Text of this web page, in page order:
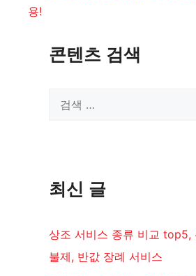
용!
콘텐츠 검색
최신 글
상조 서비스 종류 비교 top5,
불제, 반값 장례 서비스